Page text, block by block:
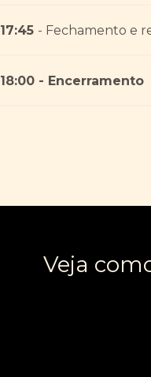
17:45 - Fechamento e
18:00 - Encerramento
Veja